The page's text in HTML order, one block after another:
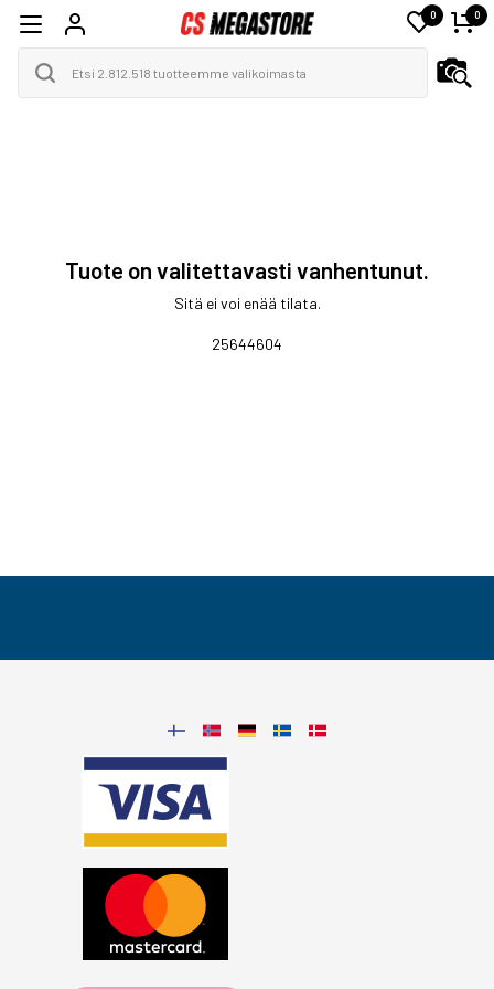
0 0
Tuote on valitettavasti vanhentunut.
Sitä ei voi enää tilata.
25644604